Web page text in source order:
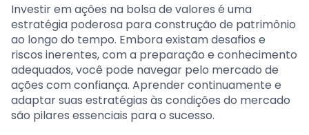
Investir em ações na bolsa de valores é uma
estratégia poderosa para construção de patrimônio
ao longo do tempo. Embora existam desafios e
riscos inerentes, com a preparação e conhecimento
adequados, você pode navegar pelo mercado de
ações com confiança. Aprender continuamente e
adaptar suas estratégias às condições do mercado
são pilares essenciais para o sucesso.